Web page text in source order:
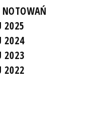
2025
2024
2023
2022